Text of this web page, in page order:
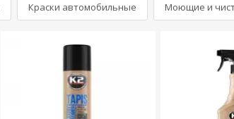
Краски автомобильные Моющие и